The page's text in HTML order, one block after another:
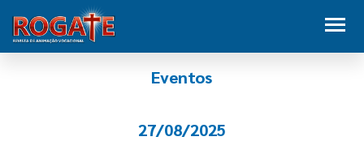
Eventos
27/08/2025